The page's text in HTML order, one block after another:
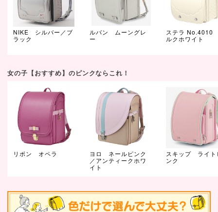
NIKE シルバー／ブ
ラック
ルバン ムーングレ
ー
ステラ No.4010
ルクホワイト
女の子【おすすめ】のピンクならこれ！
リボン オペラ
ヨロ ネールピンク
／アンティークホワ
イト
スキップ ライト
ンク